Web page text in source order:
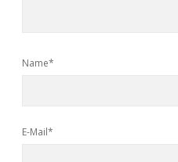
Name*
E-Mail*